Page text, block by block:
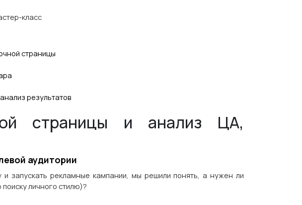
класс
страницы
результатов
страницы и анализ ЦА,
аудитории
запускать рекламные кампании, мы решили понять, а нужен ли
личного стилю)?